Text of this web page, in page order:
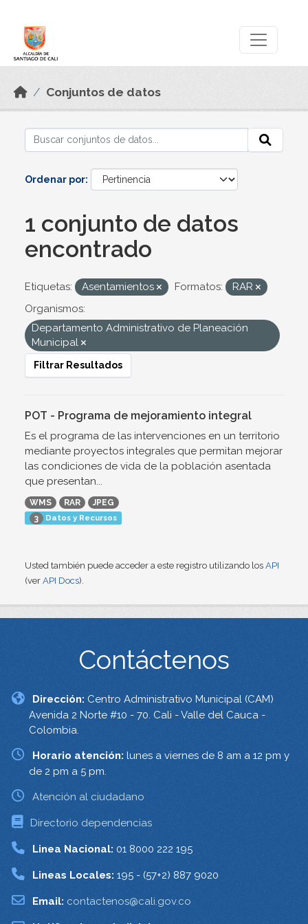
Conjuntos de datos
Ordenar por
1 conjunto de datos
encontrado
Etiquetas: Asentamientos Formatos:
RAR
Organismos:
Departamento Administrativo de Planeación
Municipal
Filtrar Resultados
POT - Programa de mejoramiento integral
Es el programa de las intervenciones en un territorio
mediante proyectos integrales que permitan mejorar
las condiciones de vida de la población asentada
que presentan...
WMS RAR
JPEG
3 Datos y Recursos
Usted también puede acceder a este registro utilizando los API
(ver API Docs).
Contáctenos
Dirección: Centro Administrativo Municipal (CAM)
Avenida 2 Norte #10 - 70. Cali - Valle del Cauca -
Colombia.
Horario atención: lunes a viernes de 8 am a 12 pm y
de 2 pm a 5 pm.
Atención al ciudadano
Directorio dependencias
Linea Nacional: 01 8000 222 195
Lineas Locales: 195 - (57+2) 887 9020
Email: contactenos@cali.gov.co